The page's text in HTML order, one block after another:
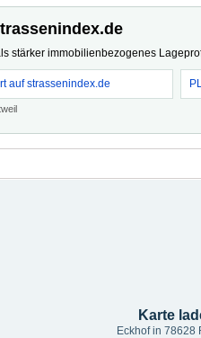
stärker immobilienbezogenes
auf strassenindex.de
Karte
Eckhof in 78628